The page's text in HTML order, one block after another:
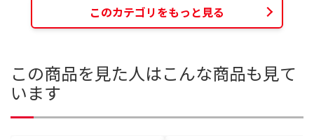
このカテゴリをもっと見る
この商品を見た人はこんな商品も見て
います